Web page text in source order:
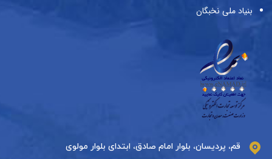
بنیاد ملی نخبگان
قم، پردیسان، بلوار امام صادق، ابتدای بلوار مولوی